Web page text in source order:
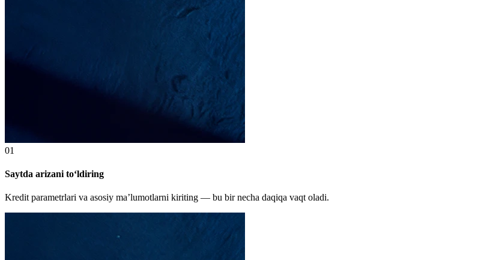
01
Saytda arizani to‘ldiring
Kredit parametrlari va asosiy ma’lumotlarni kiriting — bu bir necha daqiqa vaqt oladi.